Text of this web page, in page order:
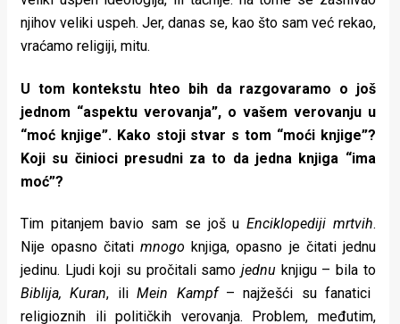
njihov veliki uspeh. Jer, danas se, kao što sam već rekao,
vraćamo religiji, mitu.
U tom kontekstu hteo bih da razgovaramo o još
jednom “aspektu verovanja”, o vašem verovanju u
“moć knjige”. Kako stoji stvar s tom “moći knjige”?
Koji su činioci presudni za to da jedna knjiga “ima
moć”?
Tim pitanjem bavio sam se još u Enciklopediji mrtvih.
Nije opasno čitatimnogo knjiga, opasno je čitati jednu
jedinu. Ljudi koji su pročitali samo jednu knjigu – bila to
Biblija, Kuran, iliMein Kampf– najžešći su fanatici
religioznih ili političkih verovanja. Problem, međutim,